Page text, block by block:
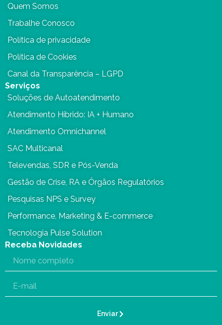
Quem Somos
Trabalhe Conosco
Política de privacidade
Política de Cookies
Canal da Transparência – LGPD
Serviços
Soluções de Autoatendimento
Atendimento Híbrido: IA + Humano
Atendimento Omnichannel
SAC Multicanal
Televendas, SDR e Pós-Venda
Gestão de Crise, RA e Órgãos Regulatórios
Pesquisas NPS e Survey
Performance, Marketing & E-commerce
Tecnologia Pulse Solution
Receba Novidades
Enviar